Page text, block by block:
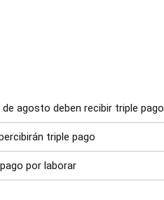
agosto deben recibir triple pago
triple pago
por laborar